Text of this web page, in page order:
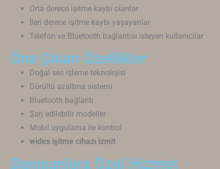
Orta derece işitme kaybı olanlar
İleri derece işitme kaybı yaşayanlar
Telefon ve Bluetooth bağlantısı isteyen kullanıcılar
Öne Çıkan Özellikler
Doğal ses işleme teknolojisi
Gürültü azaltma sistemi
Bluetooth bağlantı
Şarj edilebilir modeller
Mobil uygulama ile kontrol
widex işitme cihazı izmit
Danışanlara Özel Hizmet